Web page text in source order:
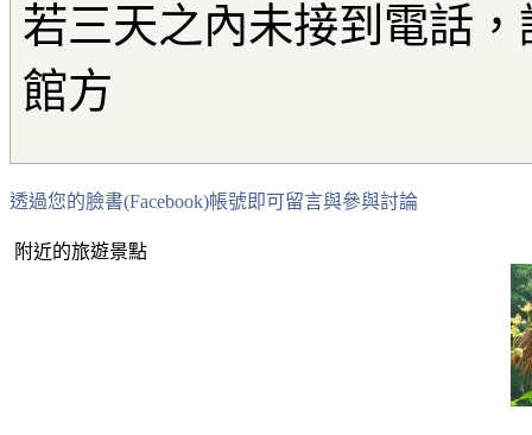
若三天之內未接到電話
館方
透過您的臉書(Facebook)帳號即可留言與參與討論
附近的旅遊景點